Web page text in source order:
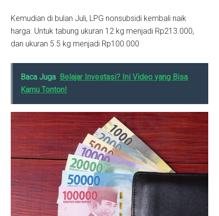
Kemudian di bulan Juli, LPG nonsubsidi kembali naik
harga. Untuk tabung ukuran 12 kg menjadi Rp213.000,
dan ukuran 5.5 kg menjadi Rp100.000
Baca Juga Belajar Investasi? Ini Video yang Bisa
Kamu Tonton!